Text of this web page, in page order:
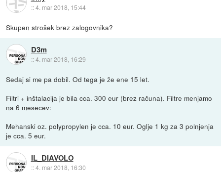
::4. mar 2018, 15:44
Skupen strošek brez zalogovnika?
D3m
::4. mar 2018, 16:29
Sedaj si me pa dobil. Od tega je že ene 15 let.
Filtri + inštalacija je bila cca. 300 eur (brez računa). Filtre menjamo
na 6 mesecev:
Mehanski oz. polypropylen je cca. 10 eur. Oglje 1 kg za 3 polnjenja
je cca. 5 eur.
IL_DIAVOLO
::4. mar 2018, 16:30